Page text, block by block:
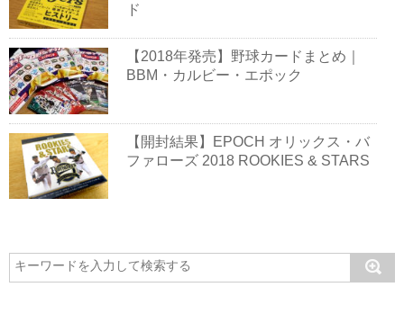
ド
【2018年発売】野球カードまとめ｜
BBM・カルビー・エポック
【開封結果】EPOCH オリックス・バ
ファローズ 2018 ROOKIES & STARS